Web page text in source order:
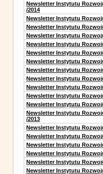
Newsletter Instytutu
/2014
Newsletter Instytutu
Newsletter Instytutu
Newsletter Instytutu
Newsletter Instytutu
Newsletter Instytutu
Newsletter Instytutu
Newsletter Instytutu
Newsletter Instytutu
Newsletter Instytutu
Newsletter Instytutu
Newsletter Instytutu
Newsletter Instytutu
/2013
Newsletter Instytutu
Newsletter Instytutu
Newsletter Instytutu
Newsletter Instytutu
Newsletter Instytutu
Newsletter Instytutu